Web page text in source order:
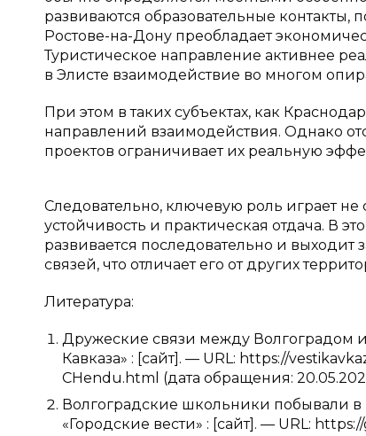
развиваются образовательные
Ростове-на-Дону преобладает
Туристическое направление активнее
в Элисте взаимодействие во многом
При этом в таких субъектах, как
направлений взаимодействия. Однако
проектов ограничивает их реальную
Следовательно, ключевую роль играет не
устойчивость и практическая отдача. В
развивается последовательно и
связей, что отличает его от других
Литература:
Дружеские связи между Волгоградом
Кавказа» : [сайт]. — URL: https://
CHendu.html (дата обращения:
Волгоградские школьники побывали в
«Городские вести» : [сайт]. — URL: